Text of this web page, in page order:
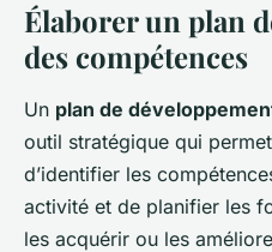
Élaborer un plan
des compétences
Un plan de
outil stratégique qui
d’identifier les
activité et de planifier les
les acquérir ou les